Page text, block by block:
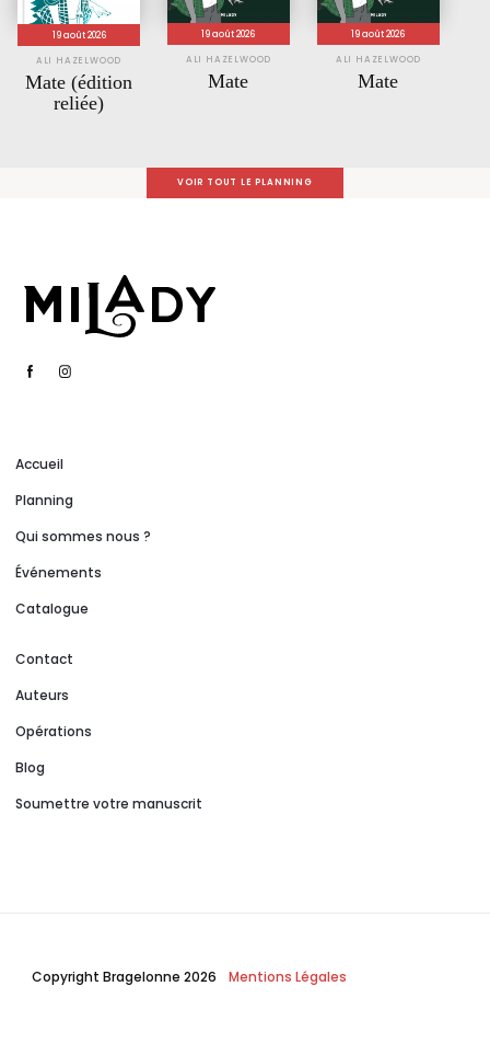
19 août 2026
ALI HAZELWOOD
Mate (édition
reliée)
19 août 2026
ALI HAZELWOOD
Mate
19 août 2026
ALI HAZELWOOD
Mate
VOIR TOUT LE PLANNING
Accueil
Planning
Qui sommes nous ?
Événements
Catalogue
Contact
Auteurs
Opérations
Blog
Soumettre votre manuscrit
Copyright Bragelonne 2026 Mentions Légales